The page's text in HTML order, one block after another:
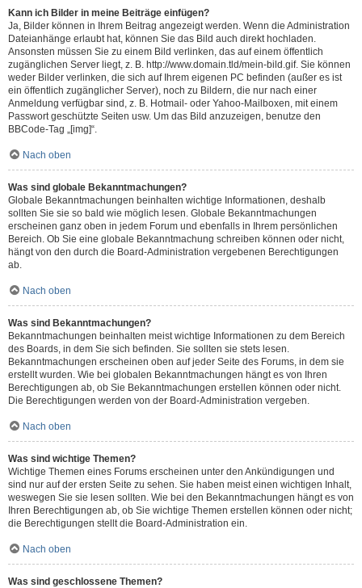
Kann ich Bilder in meine Beiträge einfügen?
Ja, Bilder können in Ihrem Beitrag angezeigt werden. Wenn die Administration
Dateianhänge erlaubt hat, können Sie das Bild auch direkt hochladen.
Ansonsten müssen Sie zu einem Bild verlinken, das auf einem öffentlich
zugänglichen Server liegt, z. B. http://www.domain.tld/mein-bild.gif. Sie können
weder Bilder verlinken, die sich auf Ihrem eigenen PC befinden (außer es ist
ein öffentlich zugänglicher Server), noch zu Bildern, die nur nach einer
Anmeldung verfügbar sind, z. B. Hotmail- oder Yahoo-Mailboxen, mit einem
Passwort geschützte Seiten usw. Um das Bild anzuzeigen, benutze den
BBCode-Tag „[img]“.
Nach oben
Was sind globale Bekanntmachungen?
Globale Bekanntmachungen beinhalten wichtige Informationen, deshalb
sollten Sie sie so bald wie möglich lesen. Globale Bekanntmachungen
erscheinen ganz oben in jedem Forum und ebenfalls in Ihrem persönlichen
Bereich. Ob Sie eine globale Bekanntmachung schreiben können oder nicht,
hängt von den durch die Board-Administration vergebenen Berechtigungen
ab.
Nach oben
Was sind Bekanntmachungen?
Bekanntmachungen beinhalten meist wichtige Informationen zu dem Bereich
des Boards, in dem Sie sich befinden. Sie sollten sie stets lesen.
Bekanntmachungen erscheinen oben auf jeder Seite des Forums, in dem sie
erstellt wurden. Wie bei globalen Bekanntmachungen hängt es von Ihren
Berechtigungen ab, ob Sie Bekanntmachungen erstellen können oder nicht.
Die Berechtigungen werden von der Board-Administration vergeben.
Nach oben
Was sind wichtige Themen?
Wichtige Themen eines Forums erscheinen unter den Ankündigungen und
sind nur auf der ersten Seite zu sehen. Sie haben meist einen wichtigen Inhalt,
weswegen Sie sie lesen sollten. Wie bei den Bekanntmachungen hängt es von
Ihren Berechtigungen ab, ob Sie wichtige Themen erstellen können oder nicht;
die Berechtigungen stellt die Board-Administration ein.
Nach oben
Was sind geschlossene Themen?